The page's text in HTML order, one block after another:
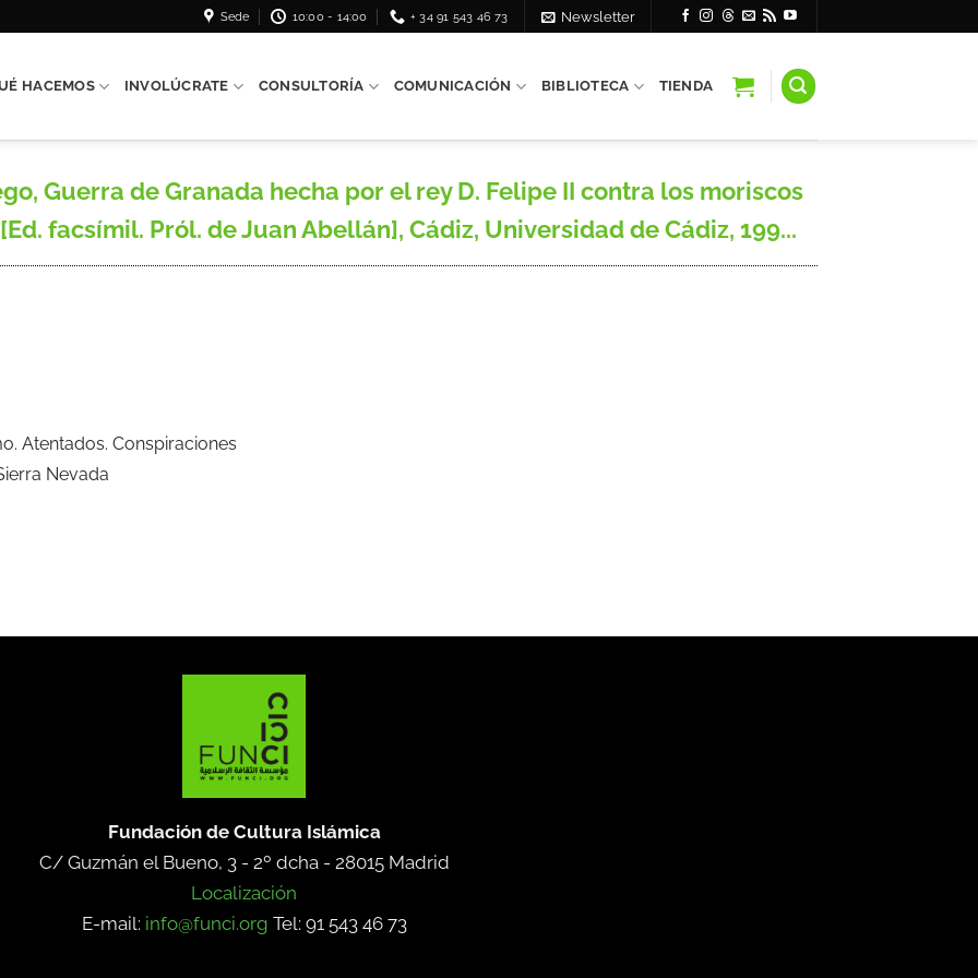
Sede 10:00 - 14:00 + 34 91 543 46 73 Newsletter
HACEMOS INVOLÚCRATE CONSULTORÍA COMUNICACIÓN BIBLIOTECA TIENDA
Guerra de Granada hecha por el rey D. Felipe II contra los moriscos
facsímil. Pról. de Juan Abellán], Cádiz, Universidad de Cádiz, 199...
Atentados. Conspiraciones
Nevada
Fundación de Cultura Islámica
C/ Guzmán el Bueno, 3 - 2º dcha - 28015 Madrid
Localización
E-mail: info@funci.org Tel: 91 543 46 73